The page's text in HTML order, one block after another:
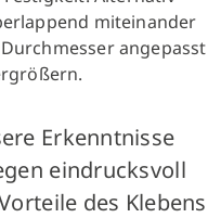
miteinander
angepasst
Erkenntnisse
eindrucksvoll
des Klebens